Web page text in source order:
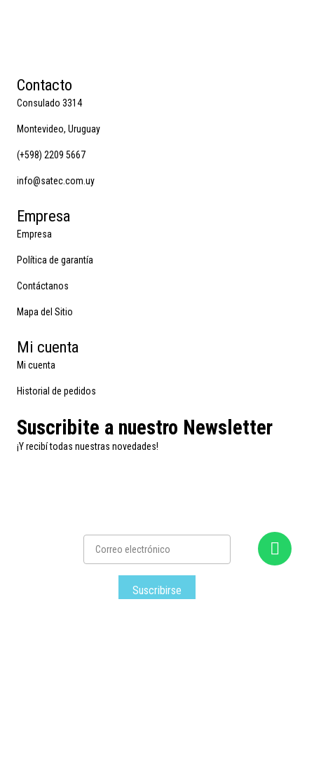
Contacto
Consulado 3314
Montevideo, Uruguay
(+598) 2209 5667
info@satec.com.uy
Empresa
Empresa
Política de garantía
Contáctanos
Mapa del Sitio
Mi cuenta
Mi cuenta
Historial de pedidos
Suscribite a nuestro Newsletter
¡Y recibí todas nuestras novedades!
Suscribirse